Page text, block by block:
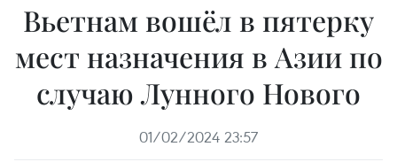
Вьетнам вошёл в пятерку
мест назначения в Азии по
случаю Лунного Нового
01/02/2024 23:57